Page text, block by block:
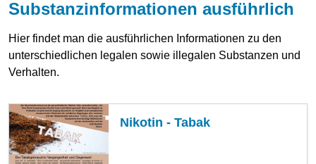
Substanzinformationen ausführlich
Hier findet man die ausführlichen Informationen zu den
unterschiedlichen legalen sowie illegalen Substanzen und
Verhalten.
Nikotin - Tabak